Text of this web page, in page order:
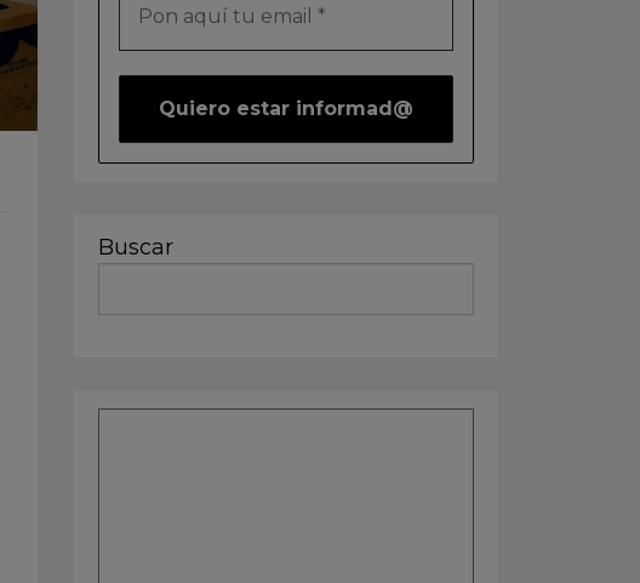
Buscar